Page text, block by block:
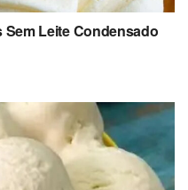
Sem Leite Condensado